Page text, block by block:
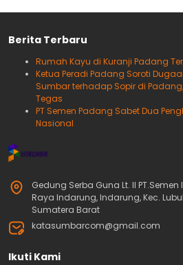
Berita Terbaru
Rumah Kayu di Kuranji Padang
Ketua Peradi Padang Soroti
Sumbar terhadap Sopir di
Tegas
PT Semen Padang Sabet Dua
Nasional
Gedung Serba Guna Lt. II
Raya Indarung, Indarung, Kec.
Sumatera Barat
katasumbarcom@gmail.com
Ikuti Kami